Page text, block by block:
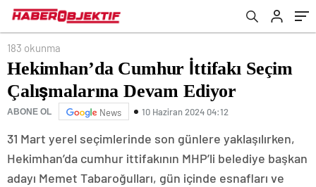
183 okunma
Hekimhan’da Cumhur İttifakı Seçim
Çalışmalarına Devam Ediyor
ABONE OL News 10 Haziran 2024 04:12
31 Mart yerel seçimlerinde son günlere yaklaşılırken,
Hekimhan’da cumhur ittifakının MHP’li belediye başkan
adayı Memet Tabaroğulları, gün içinde esnafları ve